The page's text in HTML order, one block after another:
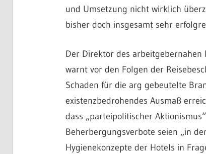
und Umsetzung nicht wirklich
bisher doch insgesamt sehr
Der Direktor des
warnt vor den Folgen der
Schaden für die arg gebeutelte
existenzbedrohendes Ausmaß
dass „parteipolitischer
Beherbergungsverbote seien „in
Hygienekonzepte der Hotels in